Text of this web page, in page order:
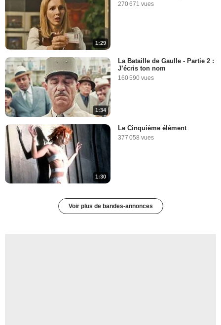
1:29
270 671 vues
1:34
La Bataille de Gaulle - Partie 2 :
J’écris ton nom
160 590 vues
1:30
Le Cinquième élément
377 058 vues
Voir plus de bandes-annonces